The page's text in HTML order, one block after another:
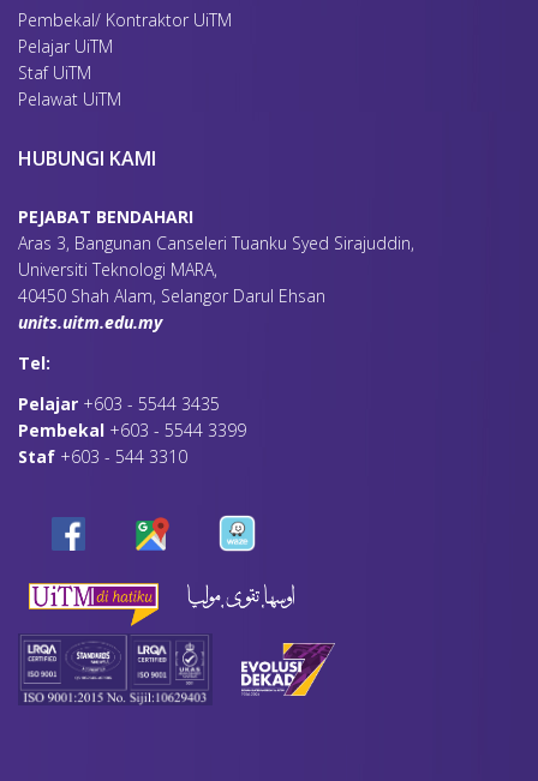
Pembekal/ Kontraktor UiTM
Pelajar UiTM
Staf UiTM
Pelawat UiTM
HUBUNGI KAMI
PEJABAT BENDAHARI
Aras 3, Bangunan Canseleri Tuanku Syed Sirajuddin,
Universiti Teknologi MARA,
40450 Shah Alam, Selangor Darul Ehsan
units.uitm.edu.my
Tel:
Pelajar +603 - 5544 3435
Pembekal +603 - 5544 3399
Staf +603 - 544 3310